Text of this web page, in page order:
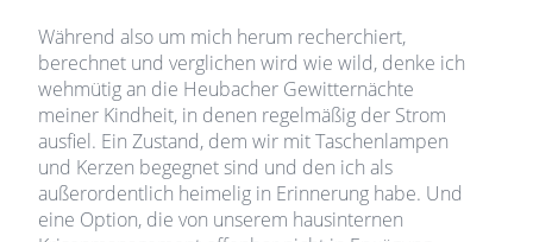
Während also um mich herum recherchiert,
berechnet und verglichen wird wie wild, denke ich
wehmütig an die Heubacher Gewitternächte
meiner Kindheit, in denen regelmäßig der Strom
ausfiel. Ein Zustand, dem wir mit Taschenlampen
und Kerzen begegnet sind und den ich als
außerordentlich heimelig in Erinnerung habe. Und
eine Option, die von unserem hausinternen